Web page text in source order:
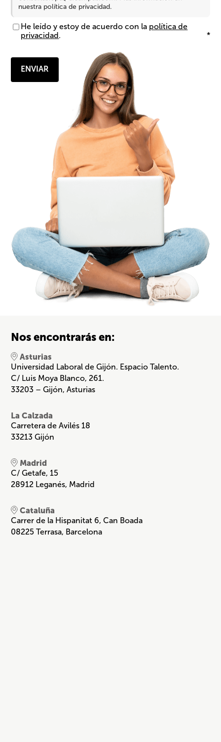
nuestra política de privacidad .
He leído y estoy de acuerdo con la política de
privacidad . *
Nos encontrarás en:
Asturias
Universidad Laboral de Gijón. Espacio Talento.
C/ Luis Moya Blanco, 261.
33203 – Gijón, Asturias
La Calzada
Carretera de Avilés 18
33213 Gijón
Madrid
C/ Getafe, 15
28912 Leganés, Madrid
Cataluña
Carrer de la Hispanitat 6, Can Boada
08225 Terrasa, Barcelona